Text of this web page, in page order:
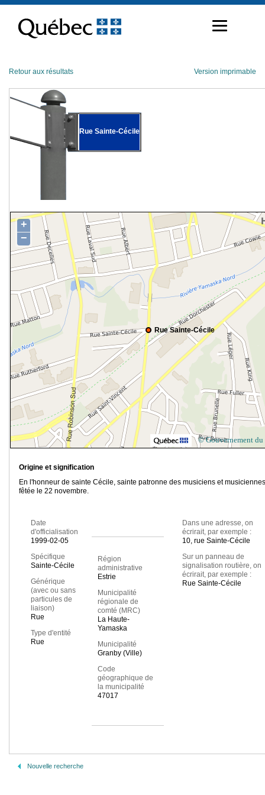
contenu
Retour aux résultats Version imprimable
Rue Sainte-Cécile
Rue Sainte-Cécile
+
−
© Gouvernement du
Origine et signification
En l'honneur de sainte Cécile, sainte patronne des musiciens et
fêtée le 22 novembre.
Date
d'officialisation
1999-02-05
Spécifique
Sainte-Cécile
Générique
(avec ou sans
particules de
liaison)
Rue
Type d'entité
Rue
Région
administrative
Estrie
Municipalité
régionale de
comté (MRC)
La Haute-
Yamaska
Municipalité
Granby (Ville)
Code
géographique de
la municipalité
47017
Dans une adresse, on
écrirait, par exemple :
10, rue Sainte-Cécile
Sur un panneau de
signalisation routière, on
écrirait, par exemple :
Rue Sainte-Cécile
Nouvelle recherche